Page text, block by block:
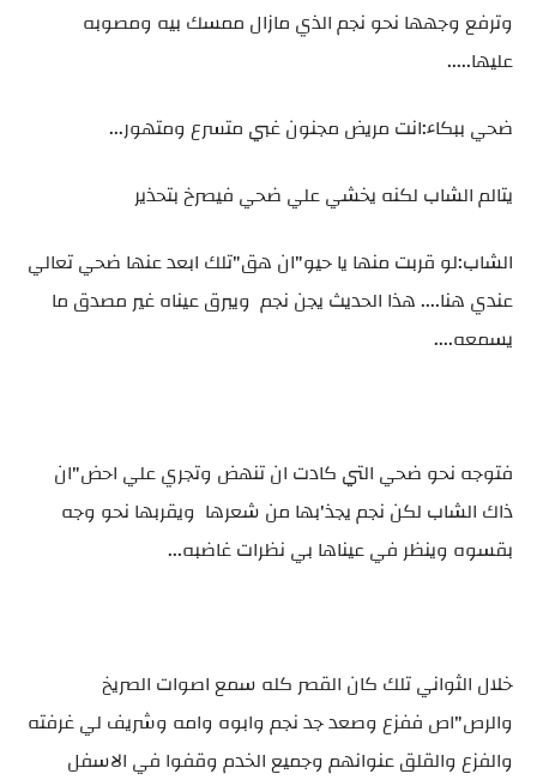
وترفع وجهها نحو نجم الذي مازال ممسك بيه ومصوبه
عليها.....
ضحي ببكاء:انت مريض مجنون غبي متسرع ومتهور...
يتالم الشاب لكنه يخشي علي ضحي فيصرخ بتحذير
الشاب:لو قربت منها يا حيو"ان هق"تلك ابعد عنها ضحي تعالي
عندي هنا.... هذا الحديث يجن نجم ويبرق عيناه غير مصدق ما
يسمعه....
فتوجه نحو ضحي التي كادت ان تنهض وتجري علي احض"ان
ذاك الشاب لكن نجم يجذ'بها من شعرها ويقربها نحو وجه
بقسوه وينظر في عيناها بي نظرات غاضبه...
خلال الثواني تلك كان القصر كله سمع اصوات الصريخ
والرص"اص ففزع وصعد جد نجم وابوه وامه وشريف لي غرفته
والفزع والقلق عنوانهم وجميع الخدم وقفوا في الاسفل